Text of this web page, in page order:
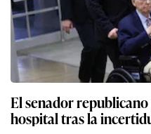
El senador
hospital tras la